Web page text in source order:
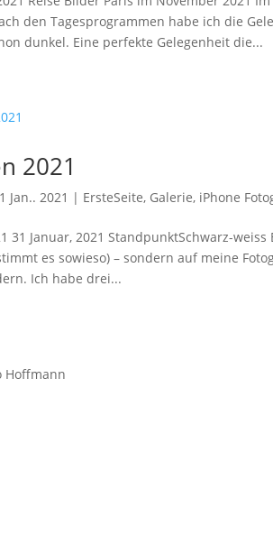
den Tagesprogrammen habe ich die
dunkel. Eine perfekte Gelegenheit die...
2021
Jan.. 2021 | ErsteSeite, Galerie, iPhone
31 Januar, 2021 StandpunktSchwarz-
es sowieso) – sondern auf meine
Ich habe drei...
Hoffmann